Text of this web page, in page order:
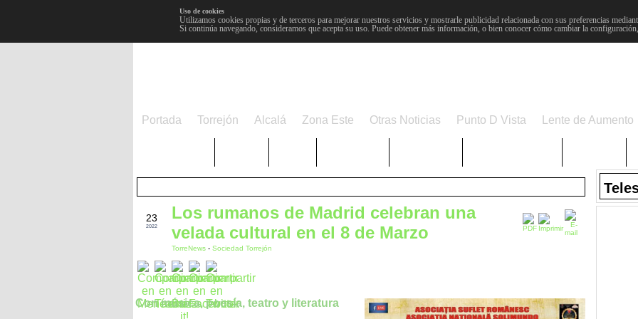
Uso de cookies
Utilizamos cookies propias y de terceros para mejorar nuestros servicios y mostrarle publicidad relacionada con sus preferencias
Si continúa navegando, consideramos que acepta su uso. Puede obtener más información, o bien conocer cómo cambiar la
Portada Torrejón Alcalá Zona Este Otras Noticias Punto D Vista Lente de Aumento
23
2022
Los rumanos de Madrid celebran una
velada cultural en el 8 de Marzo
TorreNews - Sociedad Torrejón
Con música, poesía, teatro y literatura